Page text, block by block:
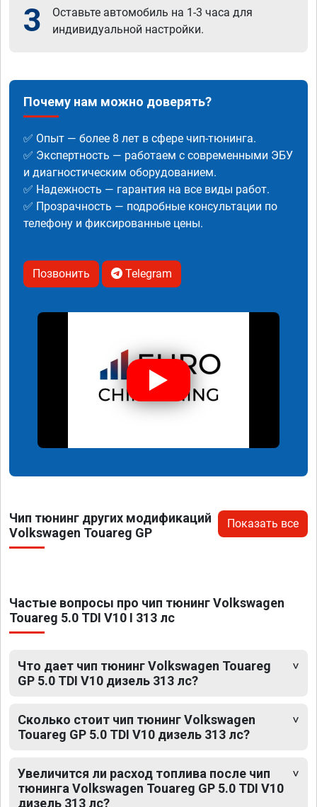
3
Оставьте автомобиль на 1-3 часа для
индивидуальной настройки.
Почему нам можно доверять?
✅ Опыт — более 8 лет в сфере чип-тюнинга.
✅ Экспертность — работаем с современными ЭБУ
и диагностическим оборудованием.
✅ Надежность — гарантия на все виды работ.
✅ Прозрачность — подробные консультации по
телефону и фиксированные цены.
Позвонить Telegram
Чип тюнинг других модификаций
Volkswagen Touareg GP
Показать все
Частые вопросы про чип тюнинг Volkswagen
Touareg 5.0 TDI V10 I 313 лс
Что дает чип тюнинг Volkswagen Touareg
GP 5.0 TDI V10 дизель 313 лс?
Сколько стоит чип тюнинг Volkswagen
Touareg GP 5.0 TDI V10 дизель 313 лс?
Увеличится ли расход топлива после чип
тюнинга Volkswagen Touareg GP 5.0 TDI V10
дизель 313 лс?